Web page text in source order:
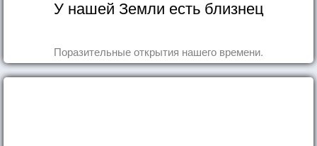
У нашей Земли есть близнец
Поразительные открытия нашего времени.